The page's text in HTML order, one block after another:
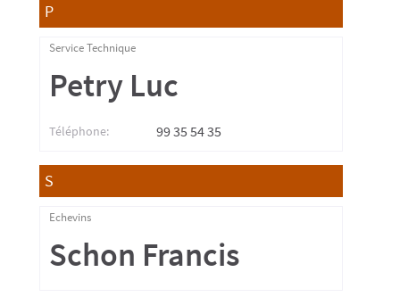
P
Service Technique
Petry Luc
Téléphone: 99 35 54 35
S
Echevins
Schon Francis